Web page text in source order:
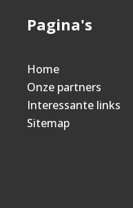
Pagina's
Home
Onze partners
Interessante links
Sitemap